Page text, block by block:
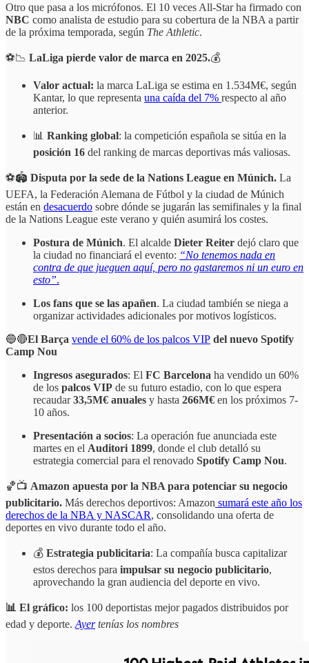
Otro que pasa a los micrófonos. El 10 veces All-Star ha firmado con
NBC como analista de estudio para su cobertura de la NBA a partir
de la próxima temporada, según The Athletic.
⚽📉 LaLiga pierde valor de marca en 2025.💰
Valor actual: la marca LaLiga se estima en 1.534M€, según
Kantar, lo que representa una caída del 7% respecto al año
anterior.
📊 Ranking global: la competición española se sitúa en la
posición 16 del ranking de marcas deportivas más valiosas.
⚽🏟️ Disputa por la sede de la Nations League en Múnich. La
UEFA, la Federación Alemana de Fútbol y la ciudad de Múnich
están en desacuerdo sobre dónde se jugarán las semifinales y la final
de la Nations League este verano y quién asumirá los costes.
Postura de Múnich. El alcalde Dieter Reiter dejó claro que
la ciudad no financiará el evento: “No tenemos nada en
contra de que jueguen aquí, pero no gastaremos ni un euro en
esto”.
Los fans que se las apañen. La ciudad también se niega a
organizar actividades adicionales por motivos logísticos.
🔵🔴El Barça vende el 60% de los palcos VIP del nuevo Spotify
Camp Nou
Ingresos asegurados: El FC Barcelona ha vendido un 60%
de los palcos VIP de su futuro estadio, con lo que espera
recaudar33,5M€ anuales y hasta 266M€ en los próximos 7-
10 años.
Presentación a socios: La operación fue anunciada este
martes en el Auditori 1899, donde el club detalló su
estrategia comercial para el renovado Spotify Camp Nou.
🏀📺 Amazon apuesta por la NBA para potenciar su negocio
publicitario. Más derechos deportivos: Amazon sumará este año los
derechos de la NBA y NASCAR, consolidando una oferta de
deportes en vivo durante todo el año.
💰 Estrategia publicitaria: La compañía busca capitalizar
estos derechos para impulsar su negocio publicitario,
aprovechando la gran audiencia del deporte en vivo.
📊 El gráfico: los 100 deportistas mejor pagados distribuidos por
edad y deporte. Ayertenías los nombres